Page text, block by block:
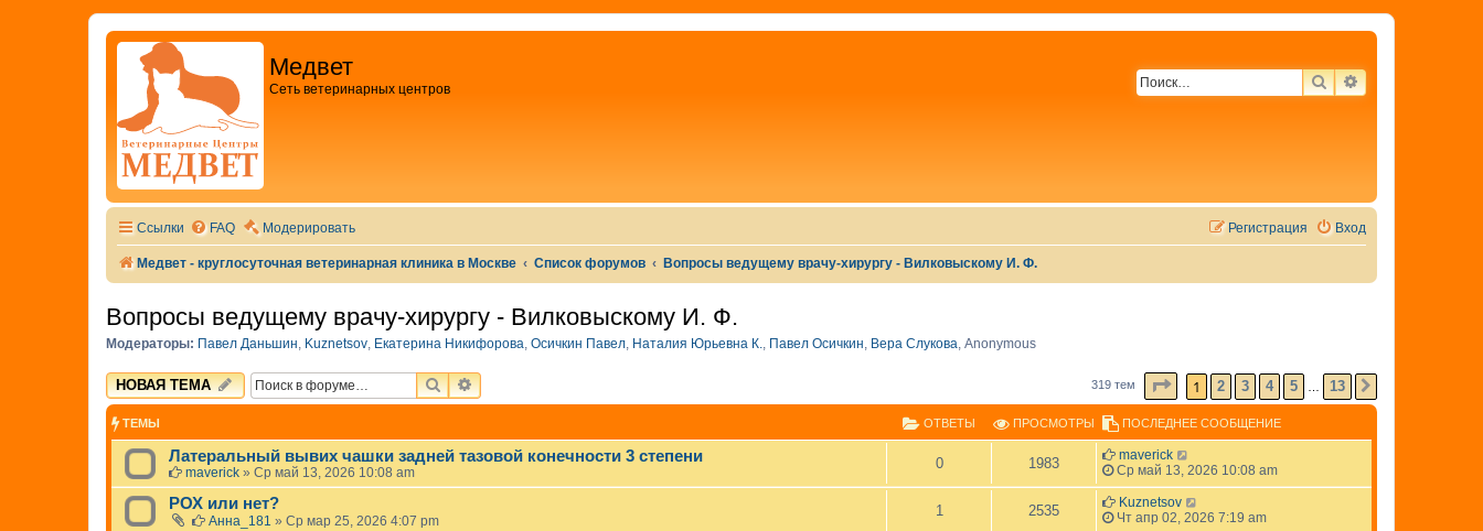
Медвет
Сеть ветеринарных центров ПОИСКРАСШИРЕННЫЙ
Ссылки FAQ Модерировать Вход
Регистрация
Медвет - круглосуточная ветеринарная клиника в Москве Список форумов Вопросы ведущему врачу-хирургу - Вилковыскому И. Ф.
Вопросы ведущему врачу-хирургу - Вилковыскому И. Ф.
Модераторы: Павел Даньшин, Kuznetsov, Екатерина Никифорова, Осичкин Павел, Наталия Юрьевна К., Павел Осичкин, Вера Слукова, Anonymous
НОВАЯ ТЕМА ПОИСКРАСШИРЕННЫЙ ПОИСК 319 тем СТРАНИЦА ИЗ 13
1 2 3 4 5 13
ТЕМЫ ОТВЕТЫ ПРОСМОТРЫ ПОСЛЕДНЕЕ СООБЩЕНИЕ
Латеральный вывих чашки задней тазовой конечности 3 степени
maverick » Ср май 13, 2026 10:08 am
0 1983
maverick
Ср май 13, 2026 10:08 am
РОХ или нет?
Анна_181 » Ср мар 25, 2026 4:07 pm
1 2535
Kuznetsov
Чт апр 02, 2026 7:19 am